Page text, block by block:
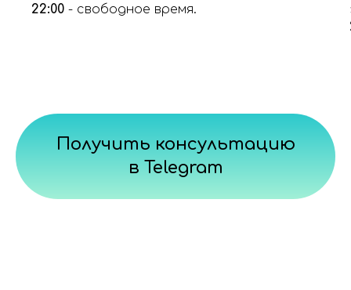
22:00 - свободное время.
Получить консультацию
в Telegram